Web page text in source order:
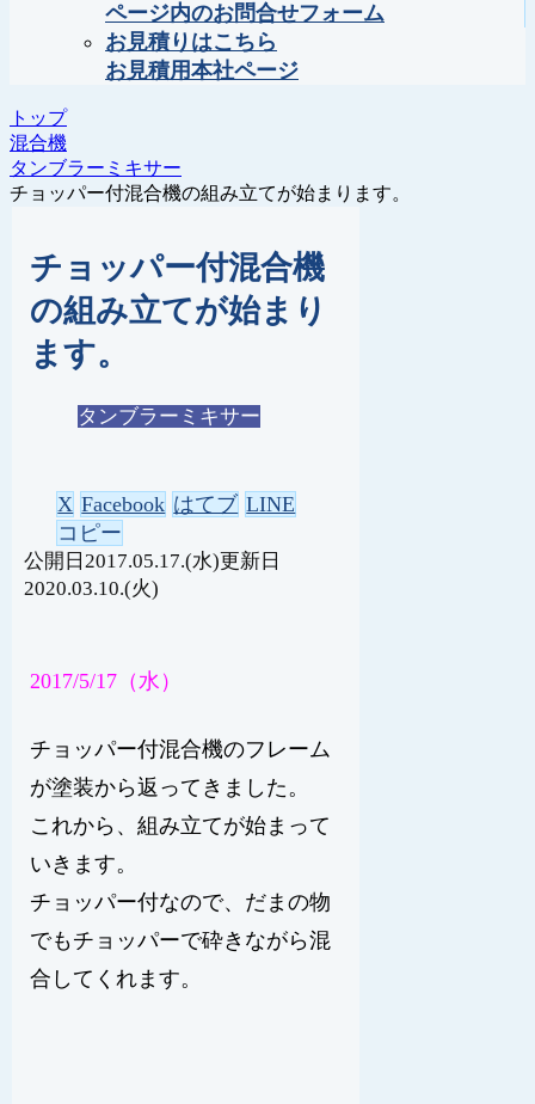
ページ内のお問合せフォーム
お見積りはこちら
お見積用本社ページ
トップ
混合機
タンブラーミキサー
チョッパー付混合機の組み立てが始まります。
チョッパー付混合機
の組み立てが始まり
ます。
タンブラーミキサー
X Facebook はてブ LINE
コピー
2017.05.17.(水)
2020.03.10.(火)
2017/5/17（水）
チョッパー付混合機のフレーム
が塗装から返ってきました。
これから、組み立てが始まって
いきます。
チョッパー付なので、だまの物
でもチョッパーで砕きながら混
合してくれます。